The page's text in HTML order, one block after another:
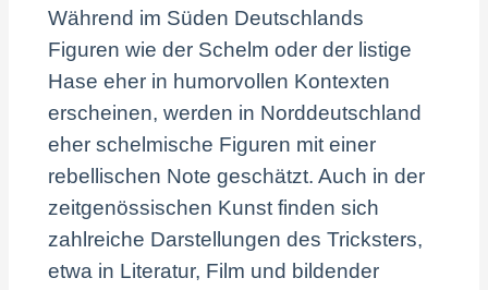
Während im Süden Deutschlands
Figuren wie der Schelm oder der listige
Hase eher in humorvollen Kontexten
erscheinen, werden in Norddeutschland
eher schelmische Figuren mit einer
rebellischen Note geschätzt. Auch in der
zeitgenössischen Kunst finden sich
zahlreiche Darstellungen des Tricksters,
etwa in Literatur, Film und bildender